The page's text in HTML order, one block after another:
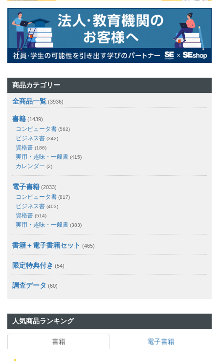
商品カテゴリー
全商品一覧 (3936)
書籍 (1439)
コンピュータ書 (562)
ビジネス書 (342)
資格書 (186)
実用・趣味・一般書 (415)
カレンダー (2)
電子書籍 (2033)
コンピュータ書 (817)
ビジネス書 (403)
資格書 (514)
実用・趣味・一般書 (383)
書籍＋電子書籍セット (465)
限定特典付き (54)
調査データ (60)
人気商品ランキング
書籍 電子書籍